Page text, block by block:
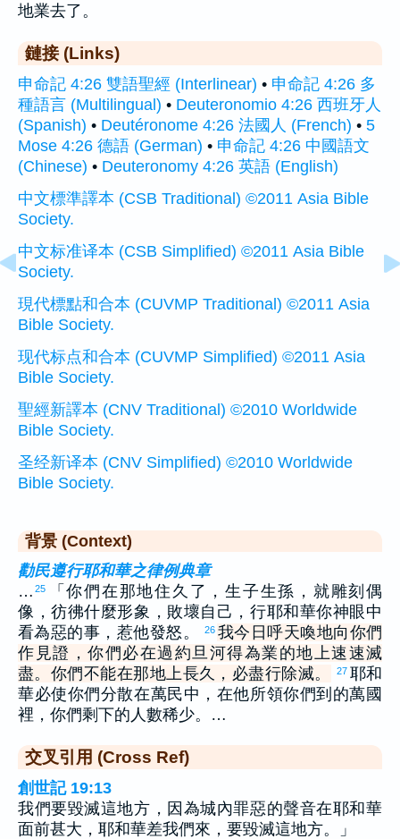
地業去了。
鏈接 (Links)
申命記 4:26 雙語聖經 (Interlinear) • 申命記 4:26 多
種語言 (Multilingual) • Deuteronomio 4:26 西班牙人
(Spanish) • Deutéronome 4:26 法國人 (French) • 5
Mose 4:26 德語 (German) • 申命記 4:26 中國語文
(Chinese) • Deuteronomy 4:26 英語 (English)
中文標準譯本 (CSB Traditional) ©2011 Asia Bible
Society.
中文标准译本 (CSB Simplified) ©2011 Asia Bible
Society.
現代標點和合本 (CUVMP Traditional) ©2011 Asia
Bible Society.
现代标点和合本 (CUVMP Simplified) ©2011 Asia
Bible Society.
聖經新譯本 (CNV Traditional) ©2010 Worldwide
Bible Society.
圣经新译本 (CNV Simplified) ©2010 Worldwide
Bible Society.
背景 (Context)
勸民遵行耶和華之律例典章
… 25
「你們在那地住久了，生子生孫，就雕刻偶
像，彷彿什麼形象，敗壞自己，行耶和華你神眼中
看為惡的事，惹他發怒。
26 我今日呼天喚地向你們
作見證，你們必在過約旦河得為業的地上速速滅
盡。你們不能在那地上長久，必盡行除滅。
27 耶和
華必使你們分散在萬民中，在他所領你們到的萬國
裡，你們剩下的人數稀少。…
交叉引用 (Cross Ref)
創世記 19:13
我們要毀滅這地方，因為城內罪惡的聲音在耶和華
面前甚大，耶和華差我們來，要毀滅這地方。」